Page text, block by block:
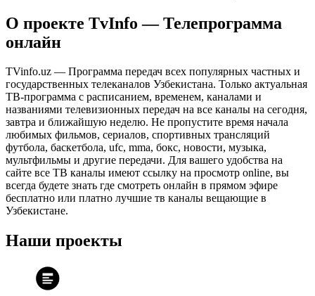
О проекте TvInfo — Телепрограмма
онлайн
TVinfo.uz — Программа передач всех популярных частных и
государственных телеканалов Узбекистана. Только актуальная
ТВ-программа с расписанием, временем, каналами и
названиями телевизионных передач на все каналы на сегодня,
завтра и ближайшую неделю. Не пропустите время начала
любимых фильмов, сериалов, спортивных трансляций
футбола, баскетбола, ufc, mma, бокс, новости, музыка,
мультфильмы и другие передачи. Для вашего удобства на
сайте все ТВ каналы имеют ссылку на просмотр online, вы
всегда будете знать где смотреть онлайн в прямом эфире
бесплатно или платно лучшие тв каналы вещающие в
Узбекистане.
Наши проекты